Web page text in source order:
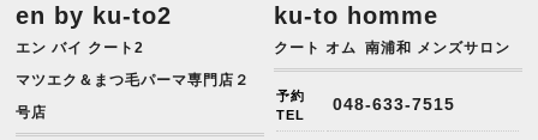
en by ku-to2
エン バイ クート2
マツエク＆まつ毛パーマ専門店２
号店
ku-to homme
クート オム 南浦和 メンズサロン
予約
TEL
048-633-7515